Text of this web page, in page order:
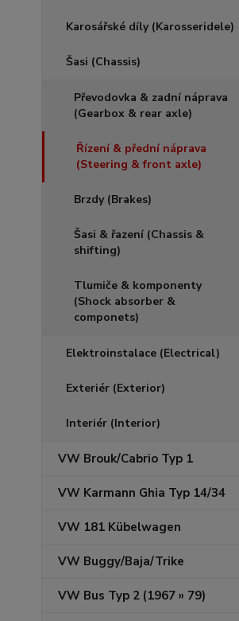
Karosářské díly (Karosseridele)
Šasi (Chassis)
Převodovka & zadní náprava
(Gearbox & rear axle)
Řízení & přední náprava
(Steering & front axle)
Brzdy (Brakes)
Šasi & řazení (Chassis &
shifting)
Tlumiče & komponenty
(Shock absorber &
componets)
Elektroinstalace (Electrical)
Exteriér (Exterior)
Interiér (Interior)
VW Brouk/Cabrio Typ 1
VW Karmann Ghia Typ 14/34
VW 181 Kübelwagen
VW Buggy/Baja/Trike
VW Bus Typ 2 (1967 » 79)